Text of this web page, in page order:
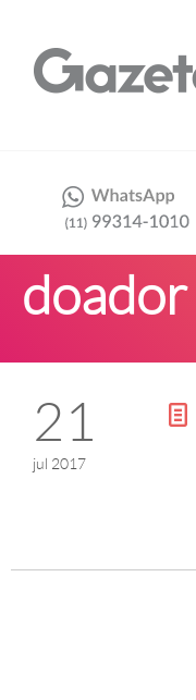
doador
21
jul 2017
g